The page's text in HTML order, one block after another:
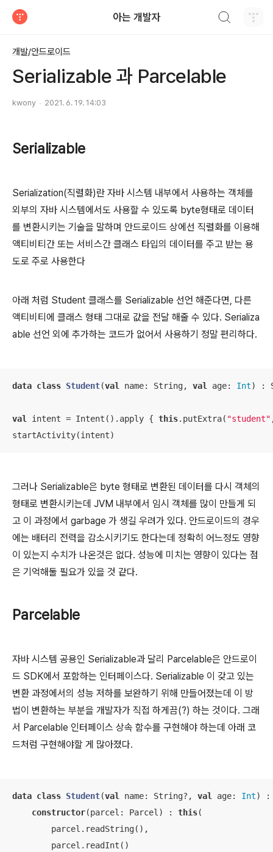
아는 개발자
개발/안드로이드
Serializable 과 Parcelable
kwony 2021. 6. 19. 14:03
Serializable
Serialization(직렬화)란 자바 시스템 내부에서 사용하는 객체를
외부의 자바 시스템에서도 사용할 수 있도록 byte형태로 데이터
를 변환시키는 기술을 말하며 안드로이드 상에선 직렬화를 이용해
액티비티간 또는 서비스간 클래스 타입의 데이터를 주고 받는 용
도로 주로 사용한다
아래 처럼 Student 클래스를 Serializable 선언 해준다면, 다른
액티비티에 클래스 형태 그대로 값을 전달 해줄 수 있다. Serializa
able 선언 외에 추가하는 코드가 없어서 사용하기 정말 편리하다.
data class Student(val name: String, val age: Int) :
val intent = Intent().apply { this.putExtra( "student"
startActivity(intent)
그러나 Serializable은 byte 형태로 변환된 데이터를 다시 객체의
형태로 변환시키는데 JVM 내부에서 임시 객체를 많이 만들게 되
고 이 과정에서 garbage 가 생길 우려가 있다. 안드로이드의 경우
에는 배터리 전력을 감소시키기도 한다는데 정확히 어느정도 영향
이 있는지 수치가 나온것은 없다. 성능에 미치는 영향이 있다는 점
은 기억해둘 필요가 있을 것 같다.
Parcelable
자바 시스템 공용인 Serializable과 달리 Parcelable은 안드로이
드 SDK에서 포함하는 인터페이스다. Serializable 이 갖고 있는
변환 과정에서의 성능 저하를 보완하기 위해 만들어졌는데 이 방
법이 변환하는 부분을 개발자가 직접 하게끔(?) 하는 것이다. 그래
서 Parcelable 인터페이스 상속 함수를 구현해야 하는데 아래 코
드처럼 구현해야할 게 많아졌다.
data class Student(val name: String?, val age: Int) :
constructor(parcel: Parcel) : this(
        parcel.readString(),
        parcel.readInt()